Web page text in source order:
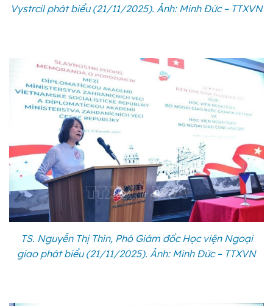
Vystrcil phát biểu (21/11/2025). Ảnh: Minh Đức – TTXVN
TS. Nguyễn Thị Thìn, Phó Giám đốc Học viện Ngoại
giao phát biểu (21/11/2025). Ảnh: Minh Đức – TTXVN